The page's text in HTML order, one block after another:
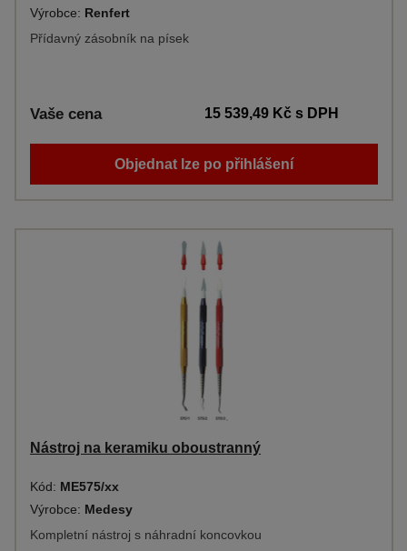
Výrobce: Renfert
Přídavný zásobník na písek
Vaše cena 15 539,49 Kčs DPH
Objednat lze po přihlášení
Nástroj na keramiku oboustranný
Kód: ME575/xx
Výrobce: Medesy
Kompletní nástroj s náhradní koncovkou